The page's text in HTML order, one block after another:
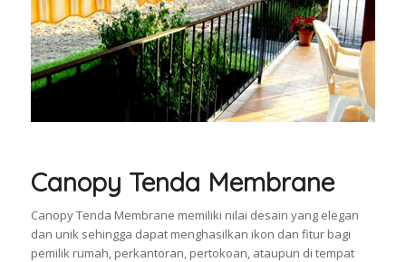
Canopy Tenda Membrane
Canopy Tenda Membrane memiliki nilai desain yang elegan
dan unik sehingga dapat menghasilkan ikon dan fitur bagi
pemilik rumah, perkantoran, pertokoan, ataupun di tempat